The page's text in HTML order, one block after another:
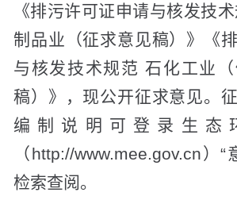
《排污许可证申请与核发技
制品业（征求意见稿）》《
与核发技术规范 石化工业
稿）》，现公开征求意见。
编制说明可登录生态
（http://www.mee.gov.cn）“
检索查阅。